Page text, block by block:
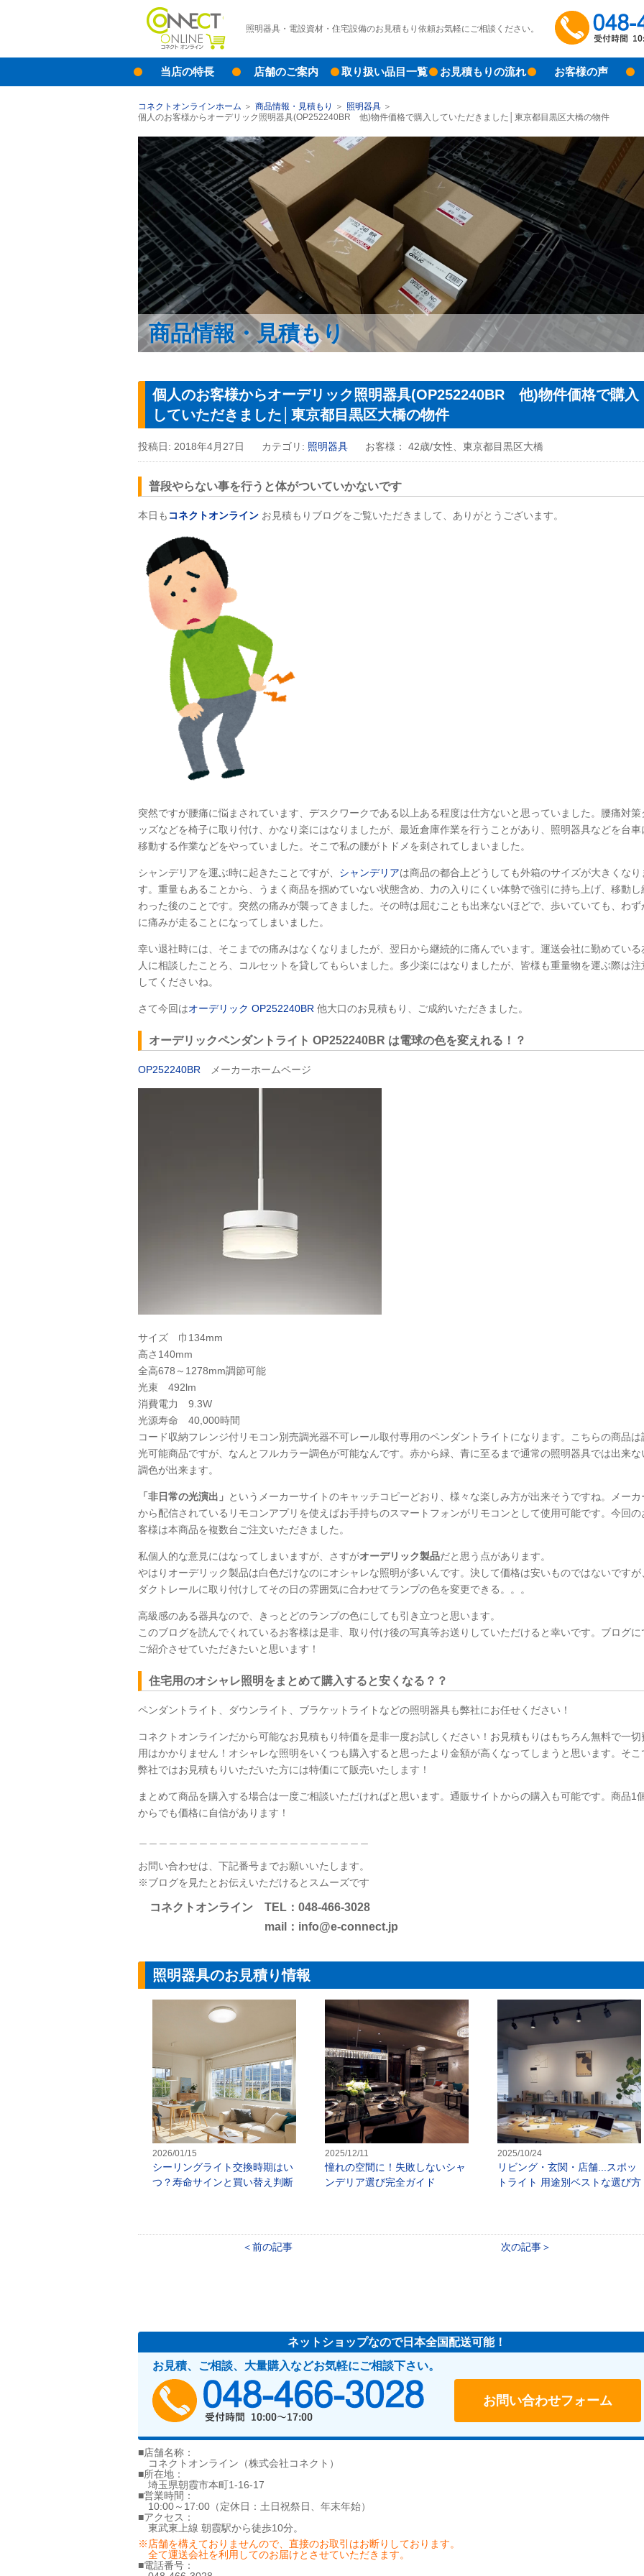
照明器具・電設資材・住宅設備のお見積もり依頼お気軽にご相談ください。
当店の特長 店舗のご案内 取り扱い品目一覧 お見積もりの流れ お客様の声
コネクトオンラインホーム 商品情報・見積もり
照明器具
個人のお客様からオーデリック照明器具(OP252240BR 他)物件価格で購入していただきました│東京都目黒区大橋の物件
商品情報・見積もり
個人のお客様からオーデリック照明器具(OP252240BR 他)物件価格で購入
していただきました│東京都目黒区大橋の物件
投稿日: 2018年4月27日 カテゴリ: 照明器具 お客様： 42歳/女性、東京都目黒区大橋
普段やらない事を行うと体がついていかないです
本日も コネクトオンライン お見積もりブログをご覧いただきまして、ありがとうございます。
突然ですが腰痛に悩まされています、デスクワークである以上ある程度は仕方ないと思っていました。腰痛対策
ッズなどを椅子に取り付け、かなり楽にはなりましたが、最近倉庫作業を行うことがあり、照明器具などを台車
移動する作業などをやっていました。そこで私の腰がトドメを刺されてしまいました。
シャンデリアを運ぶ時に起きたことですが、 シャンデリアは商品の都合上どうしても外箱のサイズが大きくなり
す。重量もあることから、うまく商品を掴めていない状態含め、力の入りにくい体勢で強引に持ち上げ、移動し
わった後のことです。突然の痛みが襲ってきました。その時は屈むことも出来ないほどで、歩いていても、わず
に痛みが走ることになってしまいました。
幸い退社時には、そこまでの痛みはなくなりましたが、翌日から継続的に痛んでいます。運送会社に勤めている
人に相談したことろ、コルセットを貸してもらいました。多少楽にはなりましたが、皆様も重量物を運ぶ際は注
してくださいね。
さて今回はオーデリック OP252240BR 他大口のお見積もり、ご成約いただきました。
オーデリックペンダントライト OP252240BR は電球の色を変えれる！？
OP252240BR メーカーホームページ
サイズ 巾134mm
高さ140mm
全高678～1278mm調節可能
光束 492lm
消費電力 9.3W
光源寿命 40,000時間
コード収納フレンジ付リモコン別売調光器不可レール取付専用のペンダントライトになります。こちらの商品は
光可能商品ですが、なんとフルカラー調色が可能なんです。赤から緑、青に至るまで通常の照明器具では出来な
調色が出来ます。
「非日常の光演出」 というメーカーサイトのキャッチコピーどおり、様々な楽しみ方が出来そうですね。メーカ
から配信されているリモコンアプリを使えばお手持ちのスマートフォンがリモコンとして使用可能です。今回の
客様は本商品を複数台ご注文いただきました。
私個人的な意見にはなってしまいますが、さすがオーデリック製品だと思う点があります。
やはりオーデリック製品は白色だけなのにオシャレな照明が多いんです。決して価格は安いものではないですが
ダクトレールに取り付けしてその日の雰囲気に合わせてランプの色を変更できる。。。
高級感のある器具なので、きっとどのランプの色にしても引き立つと思います。
このブログを読んでくれているお客様は是非、取り付け後の写真等お送りしていただけると幸いです。ブログに
ご紹介させていただきたいと思います！
住宅用のオシャレ照明をまとめて購入すると安くなる？？
ペンダントライト、ダウンライト、ブラケットライトなどの照明器具も弊社にお任せください！
コネクトオンラインだから可能なお見積もり特価を是非一度お試しください！お見積もりはもちろん無料で一切
用はかかりません！オシャレな照明をいくつも購入すると思ったより金額が高くなってしまうと思います。そこ
弊社ではお見積もりいただいた方には特価にて販売いたします！
まとめて商品を購入する場合は一度ご相談いただければと思います。通販サイトからの購入も可能です。商品1
からでも価格に自信があります！
お問い合わせは、下記番号までお願いいたします。
※ブログを見たとお伝えいただけるとスムーズです
コネクトオンライン TEL：048-466-3028
mail：info@e-connect.jp
照明器具のお見積り情報
シーリングライト交換時期はいつ？寿命サインと買い替え判断
2026/01/15
シーリングライト交換時期はい
つ？寿命サインと買い替え判断
憧れの空間に！失敗しないシャン
2025/12/11
憧れの空間に！失敗しないシャ
ンデリア選び完全ガイド
2025/10/24
リビング・玄関・店舗...スポッ
トライト 用途別ベストな選び方
前の記事 次の記事
ネットショップなので日本全国配送可能！
お見積、ご相談、大量購入などお気軽にご相談下さい。
048-466-3028 受付時間：10:00～17:00（土
お問い合わせフォーム
■店舗名称：
コネクトオンライン（株式会社コネクト）
■所在地：
埼玉県朝霞市本町1-16-17
■営業時間：
10:00～17:00（定休日：土日祝祭日、年末年始）
■アクセス：
東武東上線 朝霞駅から徒歩10分。
※店舗を構えておりませんので、直接のお取引はお断りしております。
全て運送会社を利用してのお届けとさせていただきます。
■電話番号：